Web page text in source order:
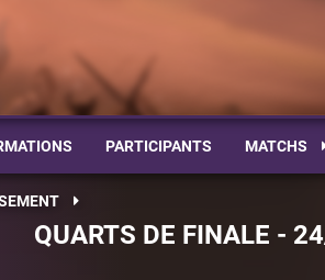
PARTICIPANTS MATCHS
QUARTS DE FINALE -